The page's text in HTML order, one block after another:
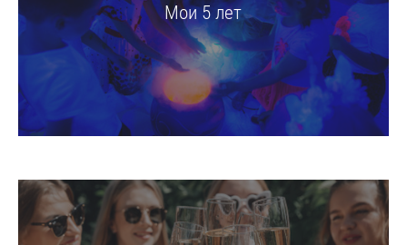
Мои 5 лет